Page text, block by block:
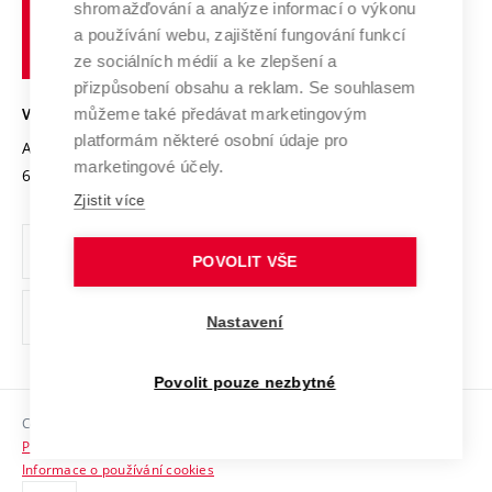
Transfer znalostí
Open Science
Projekty
Projekty ze strukturálních fondů
Specifický výzkum
Mezinárodní dohody
Univerzitní sítě
Udržitelná univerzita
Podnikavá univerzita / ContriBUTe
Bezpečná univerzita
Vyznamenání
Organizační struktura
Ochrana osobních údajů
odkaz)
Sociální bezpečí
HR Award
učení
technické
Brně
VYSOKÉ UČENÍ TECHNICKÉ V BRNĚ
Antonínská 548/1
602 00 Brno
www.vut.cz
vut@vutbr.cz
Copyright © 2026 VUT
Prohlášení o přístupnosti
Informace o používání cookies
shromažďování a analýze informací o výkonu
a používání webu, zajištění fungování funkcí
ze sociálních médií a ke zlepšení a
přizpůsobení obsahu a reklam. Se souhlasem
můžeme také předávat marketingovým
platformám některé osobní údaje pro
marketingové účely.
Zjistit více
POVOLIT VŠE
Nastavení
Povolit pouze nezbytné